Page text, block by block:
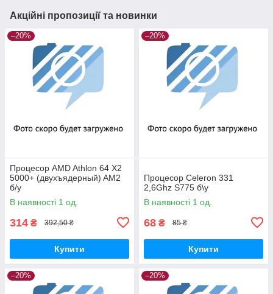
Акційні пропозиції та новинки
–20%
Процесор AMD Athlon 64 X2
5000+ (двухъядерный) AM2
б/у
В наявності 1 од.
314 ₴ 392,50 ₴
Купити
–20%
Процесор Celeron 331
2,6Ghz S775 б\у
В наявності 1 од.
68 ₴ 85 ₴
Купити
–20% –20%